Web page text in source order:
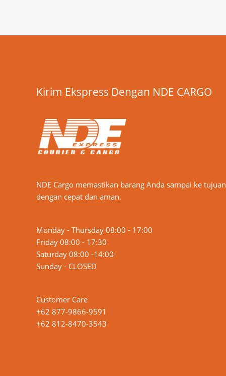
Kirim Ekspress Dengan NDE CARGO
NDE Cargo memastikan barang Anda sampai ke tujuan
dengan cepat dan aman.
Monday - Thursday 08:00 - 17:00
Friday 08:00 - 17:30
Saturday 08:00 -14:00
Sunday - CLOSED
Customer Care
+62 877-9866-9591
+62 812-8470-3543